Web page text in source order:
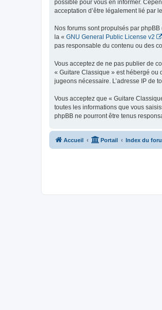
possible pour vous en informer.
acceptation d’être légalement lié par
Nos forums sont propulsés par
la « GNU General Public License v2
pas responsable du contenu ou des
Vous acceptez de ne pas publier de
« Guitare Classique » est hébergé ou
jugeons nécessaire. L’adresse IP de
Vous acceptez que « Guitare
toutes les informations que vous
phpBB ne pourront être tenus
Accueil Portail Index du